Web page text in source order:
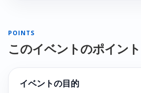
POINTS
このイベントのポイント
イベントの目的